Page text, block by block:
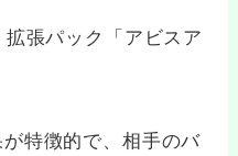
拡張パック「アビスア
特徴的で、相手のバ